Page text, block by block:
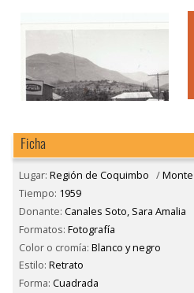
Ficha
Lugar: Región de Coquimbo /
Tiempo: 1959
Donante: Canales Soto, Sara Amalia
Formatos: Fotografía
Color o cromía: Blanco y negro
Estilo: Retrato
Forma: Cuadrada